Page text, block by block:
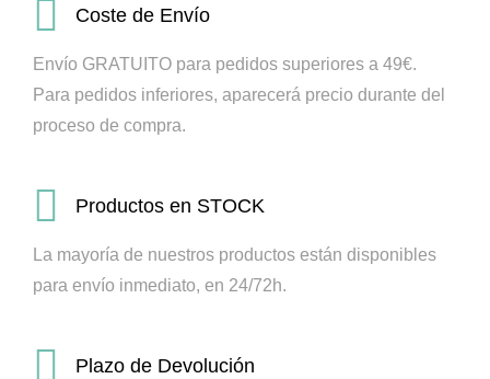
Coste de Envío
Envío GRATUITO para pedidos superiores a 49€.
Para pedidos inferiores, aparecerá precio durante del
proceso de compra.
Productos en STOCK
La mayoría de nuestros productos están disponibles
para envío inmediato, en 24/72h.
Plazo de Devolución